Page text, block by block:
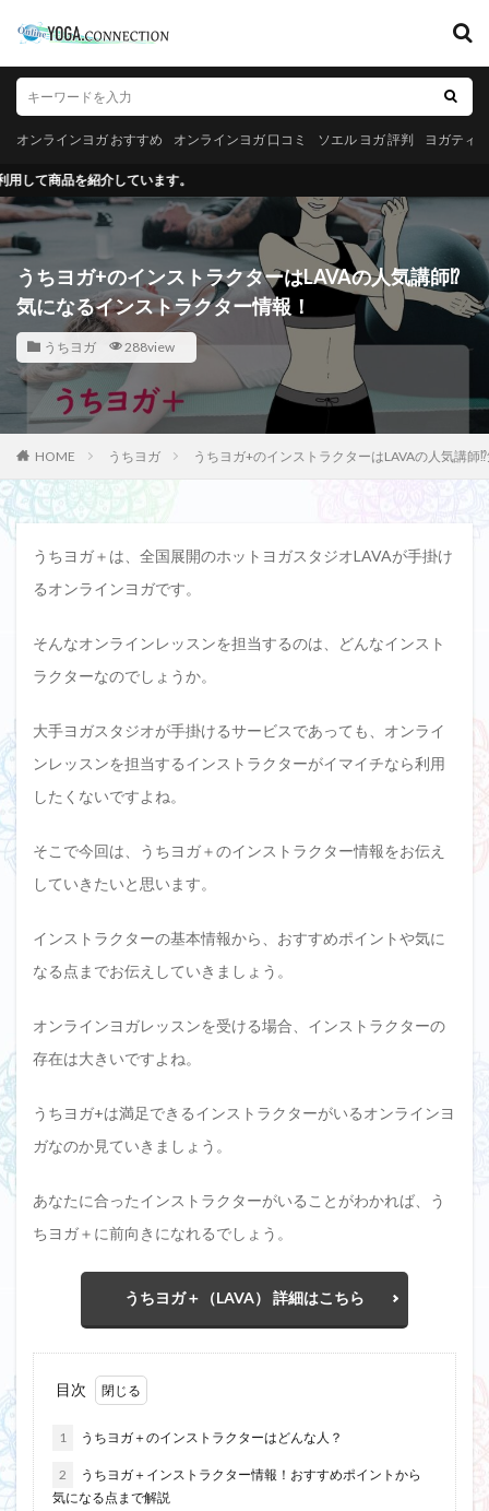
オンラインヨガ おすすめ オンラインヨガ 口コミ ソエル ヨガ 評判 ヨガティブ
ます。
うちヨガ+のインストラクターはLAVAの人気講師⁉
気になるインストラクター情報！
うちヨガ 288view
HOME うちヨガ うちヨガ+のインストラクターはLAVAの人気講
うちヨガ＋は、全国展開のホットヨガスタジオLAVAが手掛け
るオンラインヨガです。
そんなオンラインレッスンを担当するのは、どんなインスト
ラクターなのでしょうか。
大手ヨガスタジオが手掛けるサービスであっても、オンライ
ンレッスンを担当するインストラクターがイマイチなら利用
したくないですよね。
そこで今回は、うちヨガ＋のインストラクター情報をお伝え
していきたいと思います。
インストラクターの基本情報から、おすすめポイントや気に
なる点までお伝えしていきましょう。
オンラインヨガレッスンを受ける場合、インストラクターの
存在は大きいですよね。
うちヨガ+は満足できるインストラクターがいるオンラインヨ
ガなのか見ていきましょう。
あなたに合ったインストラクターがいることがわかれば、う
ちヨガ＋に前向きになれるでしょう。
うちヨガ＋（LAVA） 詳細はこちら
目次
1 うちヨガ＋のインストラクターはどんな人？
2
うちヨガ＋インストラクター情報！おすすめポイントから
気になる点まで解説
オンラインヨガ おすすめ
ヨガティブ ヨガステ 口コミ
カテゴリー
検索